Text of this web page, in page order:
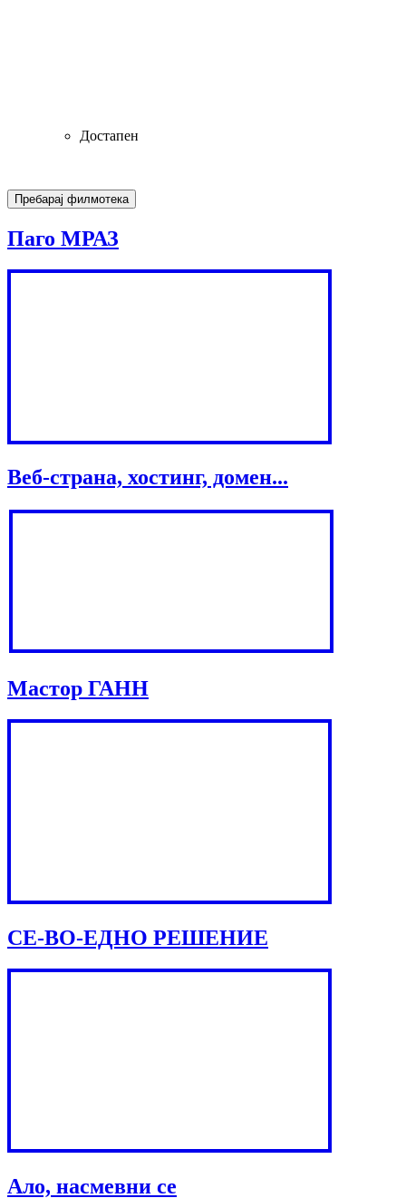
Достапен
Паго МРАЗ
Веб-страна, хостинг, домен...
Мастор ГАНН
СЕ-ВО-ЕДНО РЕШЕНИЕ
Ало, насмевни се